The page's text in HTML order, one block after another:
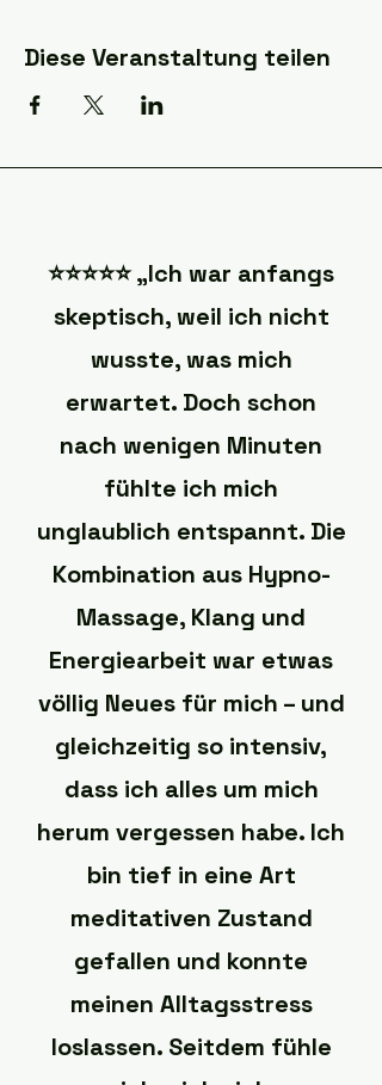
Diese Veranstaltung teilen
⭐️⭐️⭐️⭐️⭐️ „Ich war anfangs
skeptisch, weil ich nicht
wusste, was mich
erwartet. Doch schon
nach wenigen Minuten
fühlte ich mich
unglaublich entspannt. Die
Kombination aus Hypno-
Massage, Klang und
Energiearbeit war etwas
völlig Neues für mich – und
gleichzeitig so intensiv,
dass ich alles um mich
herum vergessen habe. Ich
bin tief in eine Art
meditativen Zustand
gefallen und konnte
meinen Alltagsstress
loslassen. Seitdem fühle